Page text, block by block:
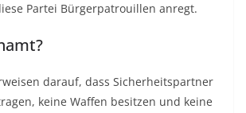
Partei Bürgerpatrouillen anregt.
darauf, dass Sicherheitspartner
keine Waffen besitzen und keine